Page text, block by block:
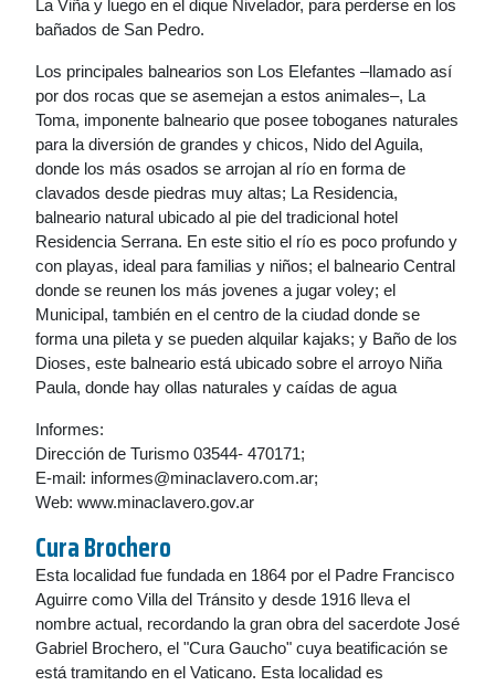
La Viña y luego en el dique Nivelador, para perderse en los
bañados de San Pedro.
Los principales balnearios son Los Elefantes –llamado así
por dos rocas que se asemejan a estos animales–, La
Toma, imponente balneario que posee toboganes naturales
para la diversión de grandes y chicos, Nido del Aguila,
donde los más osados se arrojan al río en forma de
clavados desde piedras muy altas; La Residencia,
balneario natural ubicado al pie del tradicional hotel
Residencia Serrana. En este sitio el río es poco profundo y
con playas, ideal para familias y niños; el balneario Central
donde se reunen los más jovenes a jugar voley; el
Municipal, también en el centro de la ciudad donde se
forma una pileta y se pueden alquilar kajaks; y Baño de los
Dioses, este balneario está ubicado sobre el arroyo Niña
Paula, donde hay ollas naturales y caídas de agua
Informes:
Dirección de Turismo 03544- 470171;
E-mail: informes@minaclavero.com.ar;
Web: www.minaclavero.gov.ar
Cura Brochero
Esta localidad fue fundada en 1864 por el Padre Francisco
Aguirre como Villa del Tránsito y desde 1916 lleva el
nombre actual, recordando la gran obra del sacerdote José
Gabriel Brochero, el "Cura Gaucho" cuya beatificación se
está tramitando en el Vaticano. Esta localidad es